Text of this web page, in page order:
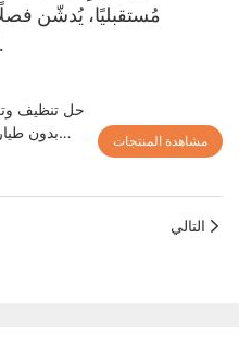
مُستقبليًا، يُدشّن
المسيّرة الصناعية طويلة الأمد.
حل تنظيف
مشاهدة المنتجات
التالي